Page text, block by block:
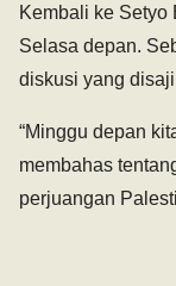
Kembali ke Setyo
Selasa depan.
diskusi yang
“Minggu depan
membahas
perjuangan